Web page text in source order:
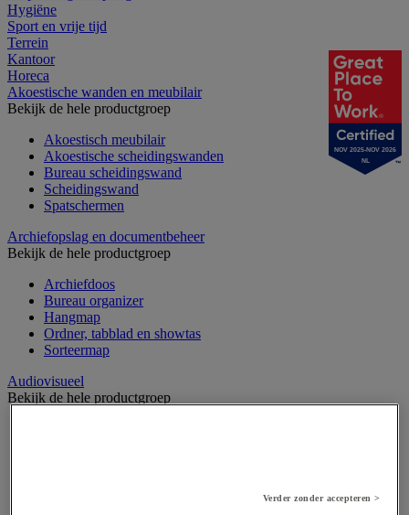
Hygiëne
Sport en vrije tijd
Terrein
Kantoor
Horeca
Akoestische wanden en meubilair
Bekijk de hele productgroep
Akoestisch meubilair
Akoestische scheidingswanden
Bureau scheidingswand
Scheidingswand
Spatschermen
Archiefopslag en documentbeheer
Bekijk de hele productgroep
Archiefdoos
Bureau organizer
Hangmap
Ordner, tabblad en showtas
Sorteermap
Audiovisueel
Bekijk de hele productgroep
Professionele audio en geluidsopname
NOV 2025-NOV 2026
NL
Verder zonder accepteren >